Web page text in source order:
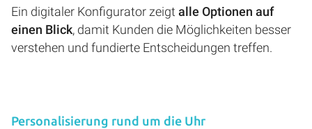
Ein digitaler Konfigurator zeigt alle Optionen auf
einen Blick, damit Kunden die Möglichkeiten besser
verstehen und fundierte Entscheidungen treffen.
Personalisierung rund um die Uhr